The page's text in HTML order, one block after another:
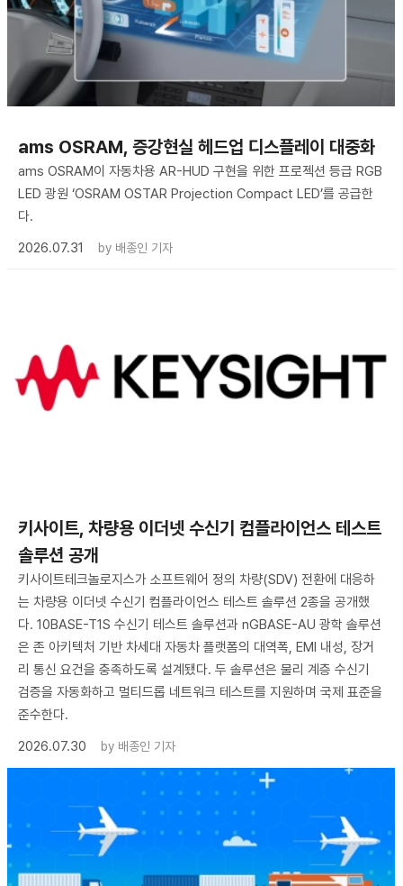
ams OSRAM, 증강현실 헤드업 디스플레이 대중화
ams OSRAM이 자동차용 AR-HUD 구현을 위한 프로젝션 등급 RGB
LED 광원 ‘OSRAM OSTAR Projection Compact LED’를 공급한
다.
2026.07.31
by 배종인 기자
키사이트, 차량용 이더넷 수신기 컴플라이언스 테스트
솔루션 공개
키사이트테크놀로지스가 소프트웨어 정의 차량(SDV) 전환에 대응하
는 차량용 이더넷 수신기 컴플라이언스 테스트 솔루션 2종을 공개했
다. 10BASE-T1S 수신기 테스트 솔루션과 nGBASE-AU 광학 솔루션
은 존 아키텍처 기반 차세대 자동차 플랫폼의 대역폭, EMI 내성, 장거
리 통신 요건을 충족하도록 설계됐다. 두 솔루션은 물리 계층 수신기
검증을 자동화하고 멀티드롭 네트워크 테스트를 지원하며 국제 표준을
준수한다.
2026.07.30
by 배종인 기자